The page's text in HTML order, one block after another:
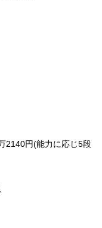
2140円(能力に応じ5段